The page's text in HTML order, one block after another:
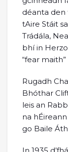
déanta den
tAire Stáit
Trádála,
bhí in
“fear maith”
Rugadh
Bhóthar
leis an
na
go Baile